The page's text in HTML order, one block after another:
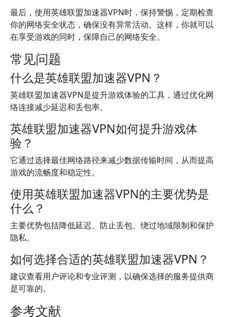
最后，使用英雄联盟加速器VPN时，保持警惕，定期检查
你的网络安全状态，确保没有异常活动。这样，你就可以
在享受游戏的同时，保障自己的网络安全。
常见问题
什么是英雄联盟加速器VPN？
英雄联盟加速器VPN是提升游戏体验的工具，通过优化网
络连接减少延迟和丢包率。
英雄联盟加速器VPN如何提升游戏体
验？
它通过选择最佳网络路径来减少数据传输时间，从而提高
游戏的流畅度和稳定性。
使用英雄联盟加速器VPN的主要优势是
什么？
主要优势包括降低延迟、防止丢包、绕过地域限制和保护
隐私。
如何选择合适的英雄联盟加速器VPN？
建议查看用户评论和专业评测，以确保选择的服务提供商
是可靠的。
参考文献